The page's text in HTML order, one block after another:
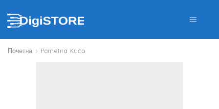
Почетна Pametna Kuća